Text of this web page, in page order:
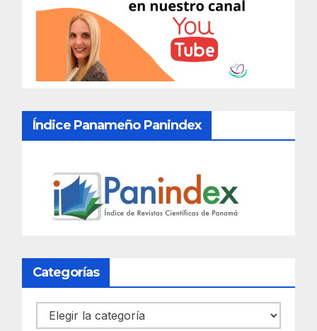
Índice Panameño Panindex
Categorías
Categorías